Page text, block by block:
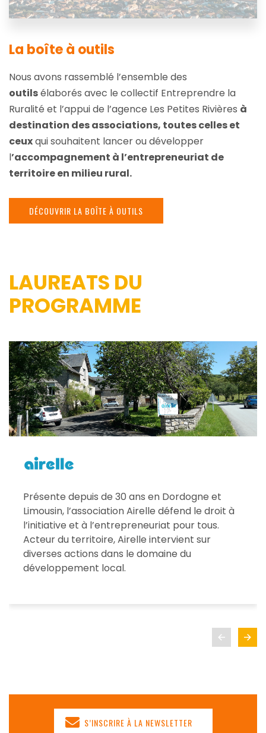
La boîte à outils
Nous avons rassemblé l’ensemble des
outilsélaborés avec le collectif Entreprendre la
Ruralité et l’appui de l’agence Les Petites Rivières à
destination des associations, toutes celles et
ceuxqui souhaitent lancer ou développer
l’accompagnement à l’entrepreneuriat de
territoire en milieu rural.
DÉCOUVRIR LA BOÎTE À OUTILS
LAUREATS DU
PROGRAMME
Présente depuis de 30 ans en Dordogne et
Limousin, l’association Airelle défend le droit à
l’initiative et à l’entrepreneuriat pour tous.
Acteur du territoire, Airelle intervient sur
diverses actions dans le domaine du
développement local.
S’INSCRIRE À LA NEWSLETTER